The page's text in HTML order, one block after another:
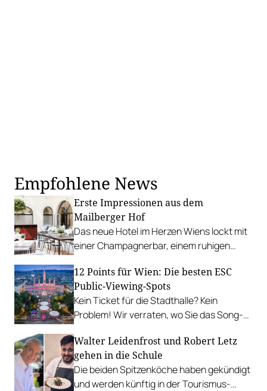
Empfohlene News
Erste Impressionen aus dem
Mailberger Hof
Das neue Hotel im Herzen Wiens lockt mit
einer Champagnerbar, einem ruhigen
12 Points für Wien: Die besten ESC
Public-Viewing-Spots
Kein Ticket für die Stadthalle? Kein
Problem! Wir verraten, wo Sie das Song-
Walter Leidenfrost und Robert Letz
gehen in die Schule
Die beiden Spitzenköche haben gekündigt
und werden künftig in der Tourismus-